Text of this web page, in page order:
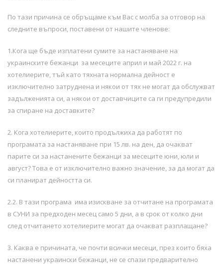
По тази причина се обръщаме към Вас с молба за отговор на
следните въпроси, поставени от нашите членове:
1.Кога ще бъде изплатени сумите за настаняване на
украинските бежанци за месеците април и май 2022 г. на
хотелиерите, тъй като тяхната нормална дейност е
изключително затруднена и някои от тях не могат да обслужват
задълженията си, а някои от доставчиците са ги предупредили
за спиране на доставките?
2. Кога хотелиерите, които продължиха да работят по
програмата за настаняване при 15 лв. на ден, да очакват
парите си за настанените бежанци за месеците юни, юли и
август? Това е от изключително важно значение, за да могат да
си планират дейността си.
2.2. В тази програма има изискване за отчитане на програмата
в СУНИ за предходен месец само 5 дни, а в срок от колко дни
след отчитането хотелиерите могат да очакват разплащане?
3. Каква е причината, че почти всички месеци, през които бяха
настанени украински бежанци, не се спази предварително